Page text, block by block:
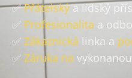
✅Přátelskýa lidský
✅ Profesionalita a
✅ Zákaznická linka a
✅ Záruka na vykonanou